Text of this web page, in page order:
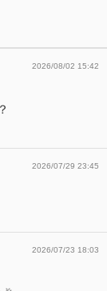
2026/08/02 15:42
2026/07/29 23:45
2026/07/23 18:03